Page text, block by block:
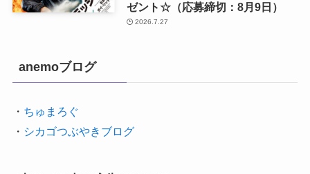
ゼント☆（応募締切：8月9日）
2026.7.27
anemoブログ
・ ちゅまろぐ
・ シカゴつぶやきブログ